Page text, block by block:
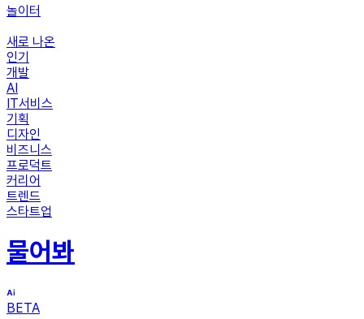
놀이터
새로 나온
인기
개발
AI
IT서비스
기획
디자인
비즈니스
프로덕트
커리어
트렌드
스타트업
물어봐
BETA